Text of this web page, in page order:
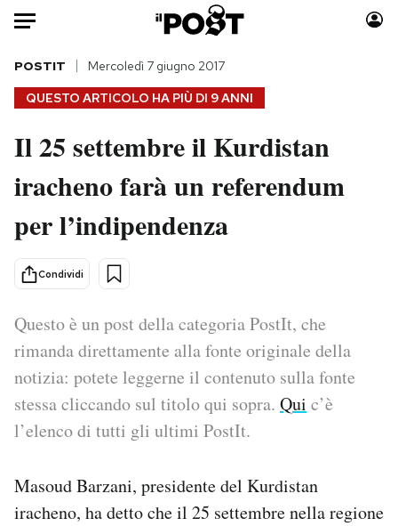
Auto
HOME
Italia
Politica
Tecnologia
Scienza
Economia
Sport
Moda
Consumismi
Storie/Idee
Altrecose
Mondiali calcio 2026
PODCAST
NEWSLETTER
QUESTO ARTICOLO HA PIÙ DI 9 ANNI
POSTIT Mercoledì 7 giugno 2017
Il 25 settembre il Kurdistan
iracheno farà un referendum
per l’indipendenza
Condividi
Questo è un post della categoria PostIt, che
rimanda direttamente alla fonte originale della
notizia: potete leggerne il contenuto sulla fonte
stessa cliccando sul titolo qui sopra. Qui c’è
l’elenco di tutti gli ultimi PostIt.
Masoud Barzani, presidente del Kurdistan
iracheno, ha detto che il 25 settembre nella regione